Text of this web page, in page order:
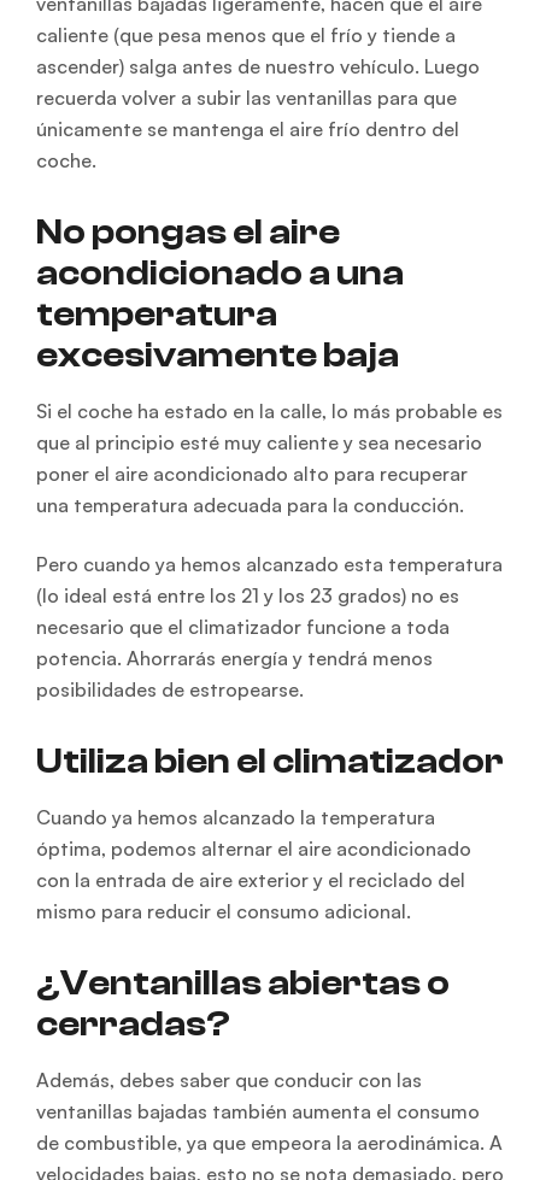
caliente (que pesa menos que el frío y tiende a
ascender) salga antes de nuestro vehículo. Luego
recuerda volver a subir las ventanillas para que
únicamente se mantenga el aire frío dentro del
coche.
No pongas el aire
acondicionado a una
temperatura
excesivamente baja
Si el coche ha estado en la calle, lo más probable es
que al principio esté muy caliente y sea necesario
poner el aire acondicionado alto para recuperar
una temperatura adecuada para la conducción.
Pero cuando ya hemos alcanzado esta temperatura
(lo ideal está entre los 21 y los 23 grados) no es
necesario que el climatizador funcione a toda
potencia. Ahorrarás energía y tendrá menos
posibilidades de estropearse.
Utiliza bien el climatizador
Cuando ya hemos alcanzado la temperatura
óptima, podemos alternar el aire acondicionado
con la entrada de aire exterior y el reciclado del
mismo para reducir el consumo adicional.
¿Ventanillas abiertas o
cerradas?
Además, debes saber que conducir con las
ventanillas bajadas también aumenta el consumo
de combustible, ya que empeora la aerodinámica. A
velocidades bajas, esto no se nota demasiado, pero